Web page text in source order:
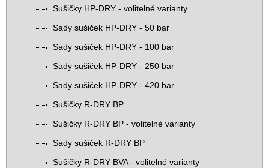
Sušičky HP-DRY - volitelné varianty
Sady sušiček HP-DRY - 50 bar
Sady sušiček HP-DRY - 100 bar
Sady sušiček HP-DRY - 250 bar
Sady sušiček HP-DRY - 420 bar
Sušičky R-DRY BP
Sušičky R-DRY BP - volitelné varianty
Sady sušiček R-DRY BP
Sušičky R-DRY BVA - volitelné varianty